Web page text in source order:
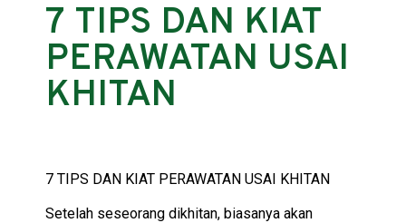
7 TIPS DAN KIAT
PERAWATAN USAI
KHITAN
7 TIPS DAN KIAT PERAWATAN USAI KHITAN
Setelah seseorang dikhitan, biasanya akan